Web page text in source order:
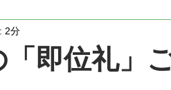
即位礼」
2分